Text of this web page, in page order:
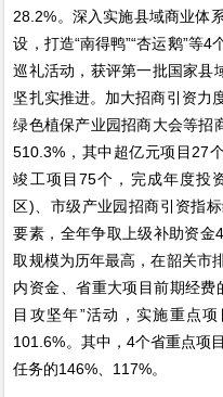
28.2%。深入实施县域商业体
设，打造“南得鸭”“杏运鹅”等
巡礼活动，获评第一批国家县
坚扎实推进。加大招商引资力
绿色植保产业园招商大会等招
510.3%，其中超亿元项目27
竣工项目75个，完成年度投
区)、市级产业园招商引资指
要素，全年争取上级补助资
取规模为历年最高，在韶关市
内资金、省重大项目前期经费
目攻坚年”活动，实施重点
101.6%。其中，4个省重点项
任务的146%、117%。